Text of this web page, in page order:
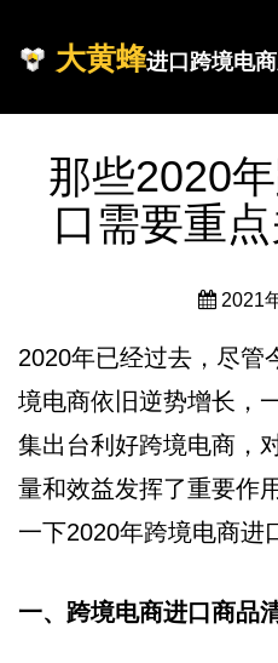
大黄蜂进口跨境电
那些2020
口需要重
2021
2020年已经过去，尽管
境电商依旧逆势增长，
集出台利好跨境电商，
量和效益发挥了重要作
一下2020年跨境电商进
一、跨境电商进口商品